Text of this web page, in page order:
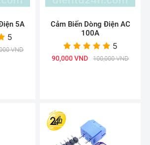
5A
5
VND
Cảm Biến Dòng Điện AC
100A
5
90,000 VND 100,000 VND